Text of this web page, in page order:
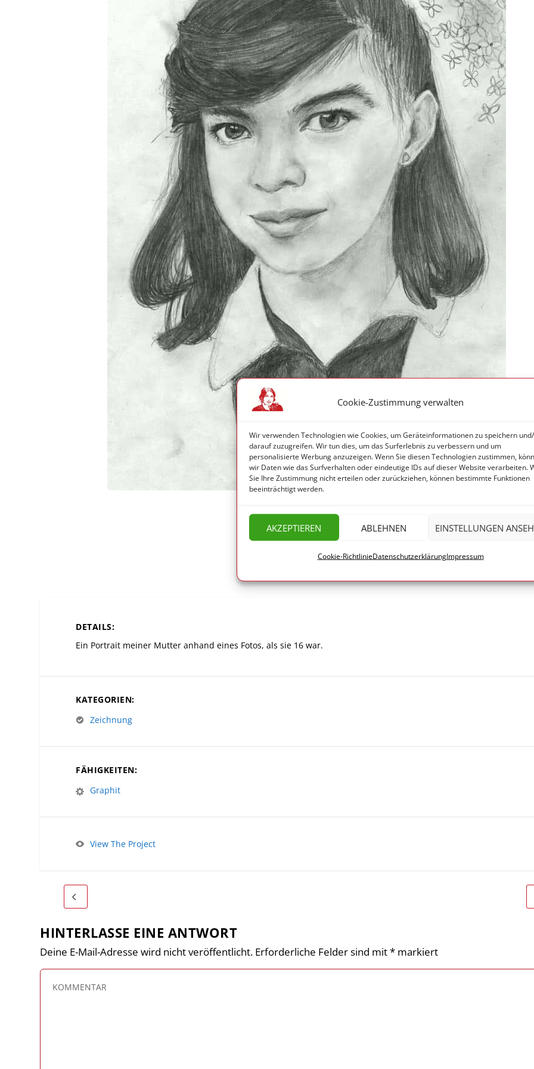
Cookie-Zustimmung verwalten
Wir verwenden Technologien wie Cookies, um Geräteinformationen zu speichern
darauf zuzugreifen. Wir tun dies, um das Surferlebnis zu verbessern und um
personalisierte Werbung anzuzeigen. Wenn Sie diesen Technologien zustimmen,
wir Daten wie das Surfverhalten oder eindeutige IDs auf dieser Website verarbeiten.
Sie Ihre Zustimmung nicht erteilen oder zurückziehen, können bestimmte Funktionen
beeinträchtigt werden.
AKZEPTIEREN ABLEHNEN EINSTELLUNGEN
Cookie-RichtlinieDatenschutzerklärungImpressum
DETAILS:
Ein Portrait meiner Mutter anhand eines Fotos, als sie 16 war.
KATEGORIEN:
Zeichnung
FÄHIGKEITEN:
Graphit
View The Project
HINTERLASSE EINE ANTWORT
Deine E-Mail-Adresse wird nicht veröffentlicht. Erforderliche Felder sind mit* markiert